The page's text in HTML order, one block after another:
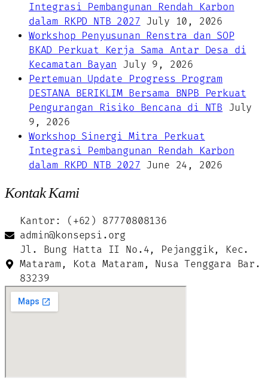
Integrasi Pembangunan Rendah Karbon
dalam RKPD NTB 2027 July 10, 2026
Workshop Penyusunan Renstra dan SOP
BKAD Perkuat Kerja Sama Antar Desa di
Kecamatan Bayan July 9, 2026
Pertemuan Update Progress Program
DESTANA BERIKLIM Bersama BNPB Perkuat
Pengurangan Risiko Bencana di NTB July
9, 2026
Workshop Sinergi Mitra Perkuat
Integrasi Pembangunan Rendah Karbon
dalam RKPD NTB 2027 June 24, 2026
Kontak Kami
Kantor: (+62) 87770808136
admin@konsepsi.org
Jl. Bung Hatta II No.4, Pejanggik, Kec.
Mataram, Kota Mataram, Nusa Tenggara Bar.
83239